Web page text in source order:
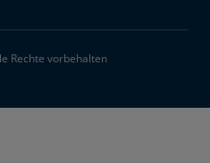
Rechte vorbehalten